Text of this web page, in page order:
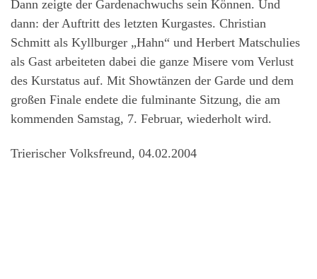
Dann zeigte der Gardenachwuchs sein Können. Und
dann: der Auftritt des letzten Kurgastes. Christian
Schmitt als Kyllburger „Hahn“ und Herbert Matschulies
als Gast arbeiteten dabei die ganze Misere vom Verlust
des Kurstatus auf. Mit Showtänzen der Garde und dem
großen Finale endete die fulminante Sitzung, die am
kommenden Samstag, 7. Februar, wiederholt wird.
Trierischer Volksfreund, 04.02.2004